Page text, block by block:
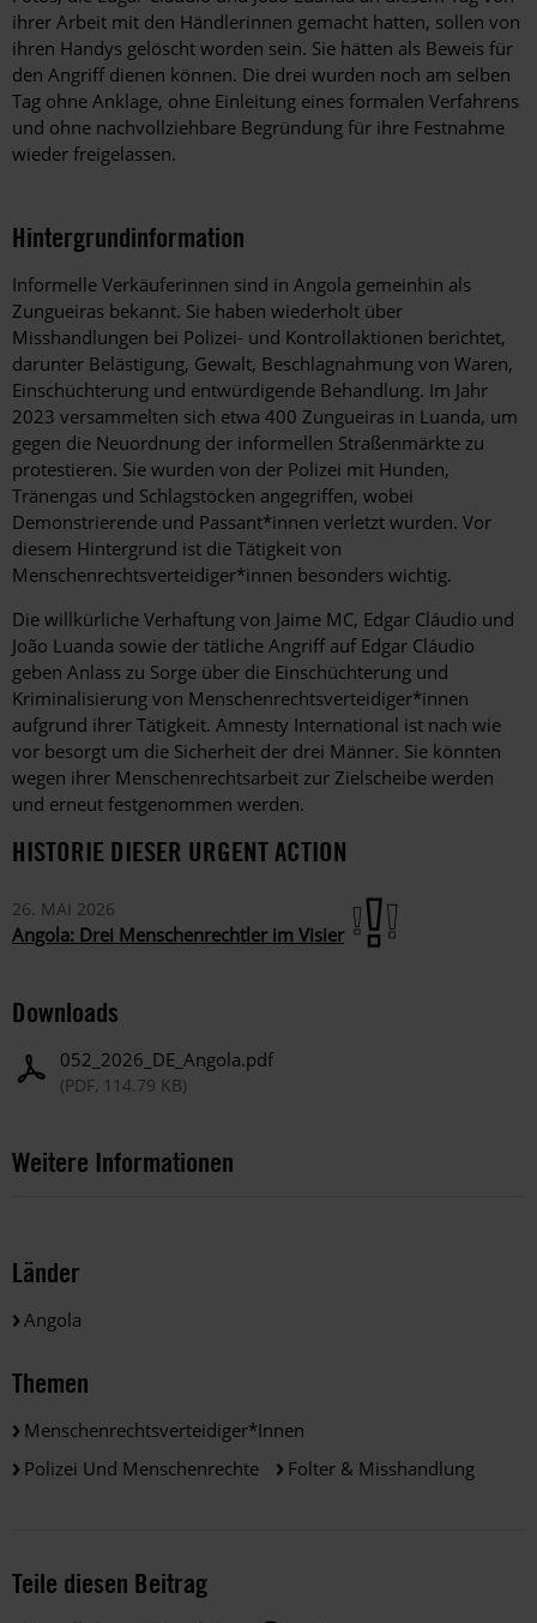
ihrer Arbeit mit den Händlerinnen gemacht hatten, sollen von
ihren Handys gelöscht worden sein. Sie hätten als Beweis für
den Angriff dienen können. Die drei wurden noch am selben
Tag ohne Anklage, ohne Einleitung eines formalen Verfahrens
und ohne nachvollziehbare Begründung für ihre Festnahme
wieder freigelassen.
Hintergrundinformation
Hintergrund
Informelle Verkäuferinnen sind in Angola gemeinhin als
Zungueiras bekannt. Sie haben wiederholt über
Misshandlungen bei Polizei- und Kontrollaktionen berichtet,
darunter Belästigung, Gewalt, Beschlagnahmung von Waren,
Einschüchterung und entwürdigende Behandlung. Im Jahr
2023 versammelten sich etwa 400 Zungueiras in Luanda, um
gegen die Neuordnung der informellen Straßenmärkte zu
protestieren. Sie wurden von der Polizei mit Hunden,
Tränengas und Schlagstöcken angegriffen, wobei
Demonstrierende und Passant*innen verletzt wurden. Vor
diesem Hintergrund ist die Tätigkeit von
Menschenrechtsverteidiger*innen besonders wichtig.
Die willkürliche Verhaftung von Jaime MC, Edgar Cláudio und
João Luanda sowie der tätliche Angriff auf Edgar Cláudio
geben Anlass zu Sorge über die Einschüchterung und
Kriminalisierung von Menschenrechtsverteidiger*innen
aufgrund ihrer Tätigkeit. Amnesty International ist nach wie
vor besorgt um die Sicherheit der drei Männer. Sie könnten
wegen ihrer Menschenrechtsarbeit zur Zielscheibe werden
und erneut festgenommen werden.
HISTORIE DIESER URGENT ACTION
26. MAI 2026
Angola: Drei Menschenrechtler im Visier
Downloads
052_2026_DE_Angola.pdf
(PDF, 114.79 KB)
Weitere Informationen
Länder
Angola
Themen
Menschenrechtsverteidiger*innen
Polizei Und Menschenrechte
Folter & Misshandlung
Teile diesen Beitrag